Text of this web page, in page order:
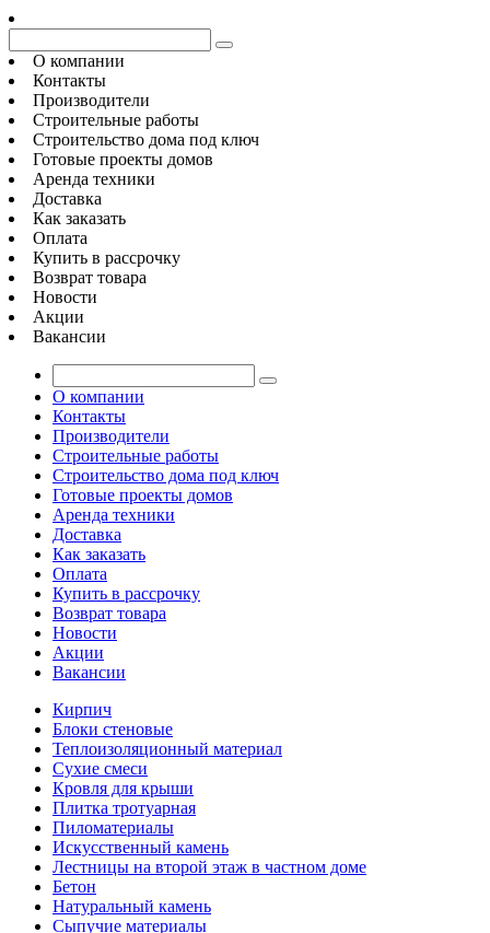
О компании
Контакты
Производители
Строительные работы
Строительство дома под ключ
Готовые проекты домов
Аренда техники
Доставка
Как заказать
Оплата
Купить в рассрочку
Возврат товара
Новости
Акции
Вакансии
О компании
Контакты
Производители
Строительные работы
Строительство дома под ключ
Готовые проекты домов
Аренда техники
Доставка
Как заказать
Оплата
Купить в рассрочку
Возврат товара
Новости
Акции
Вакансии
Кирпич
Блоки стеновые
Теплоизоляционный материал
Сухие смеси
Кровля для крыши
Плитка тротуарная
Пиломатериалы
Искусственный камень
Лестницы на второй этаж в частном доме
Бетон
Натуральный камень
Сыпучие материалы